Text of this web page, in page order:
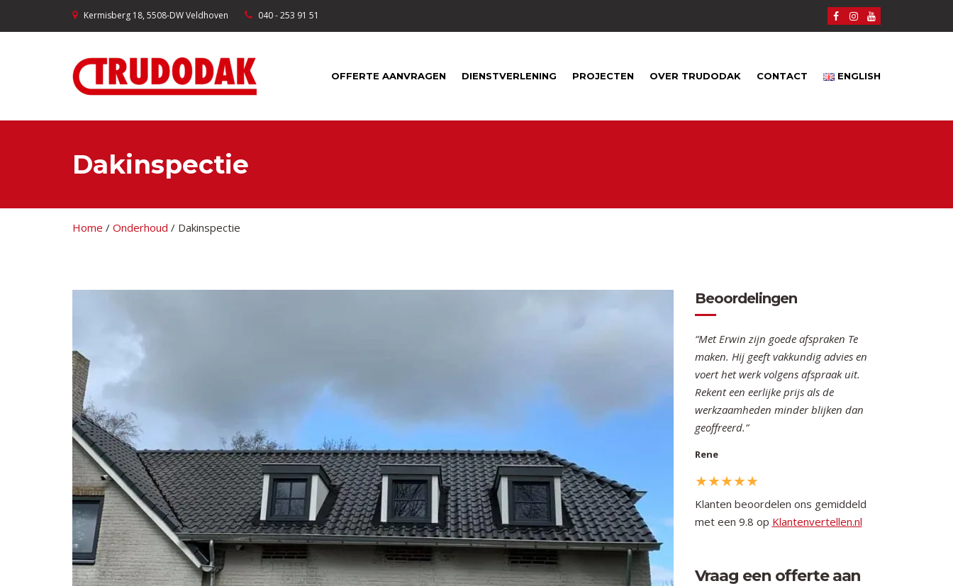
Kermisberg 18, 5508-DW Veldhoven 040 - 253 91 51
OFFERTE AANVRAGEN DIENSTVERLENING PROJECTEN OVER TRUDODAK CONTACT ENGLISH
Dakinspectie
Home / Onderhoud / Dakinspectie
Beoordelingen
Met Erwin zijn goede afspraken Te
maken. Hij geeft vakkundig advies en
voert het werk volgens afspraak uit.
Rekent een eerlijke prijs als de
werkzaamheden minder blijken dan
geoffreerd.
Rene
Klanten beoordelen ons gemiddeld
met een 9.8 op Klantenvertellen.nl
Vraag een offerte aan